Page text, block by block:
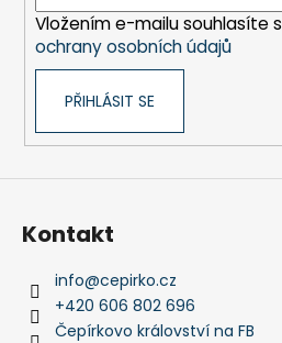
m
SENTOSPHERE
NA
VÝROBU
606
Kč
Vložením e-mailu souhlasíte s
ochrany osobních údajů
PŘIHLÁSIT SE
Kontakt
info@cepirko.cz
+420 606 802 696
Čepírkovo království na FB